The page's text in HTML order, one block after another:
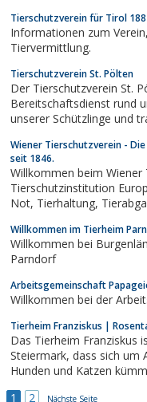
Tierschutzverein für Tirol
Informationen zum Verein, dem Tierschutz und der
Tiervermittlung.
Tierschutzverein St. Pölten
Der Tierschutzverein St.
Bereitschaftsdienst rund um die Uhr,
unserer Schützlinge und
regelmäßig, damit sich unsere tierischen Gäste möglichst wohl
bei uns...
Wiener Tierschutzverein -
seit 1846.
Willkommen beim
Tierschutzinstitution
Willkommen im Tierheim
Willkommen bei
Parndorf
Arbeitsgemeinschaft
Willkommen bei der
Tierheim Franziskus |
Das Tierheim Franziskus
Steiermark, dass sich um Adoption, Schutz und Vermittlung von
Hunden und Katzen
1
2 Nächste Seite